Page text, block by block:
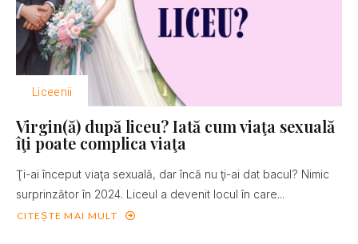
Liceenii
Virgin(ă) după liceu? Iată cum viaţa sexuală
îţi poate complica viaţa
Ţi-ai început viaţa sexuală, dar încă nu ţi-ai dat bacul? Nimic
surprinzător în 2024. Liceul a devenit locul în care...
CITEȘTE MAI MULT